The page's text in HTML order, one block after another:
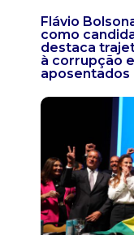
Flávio
como
destaca
à corrupção
aposentados